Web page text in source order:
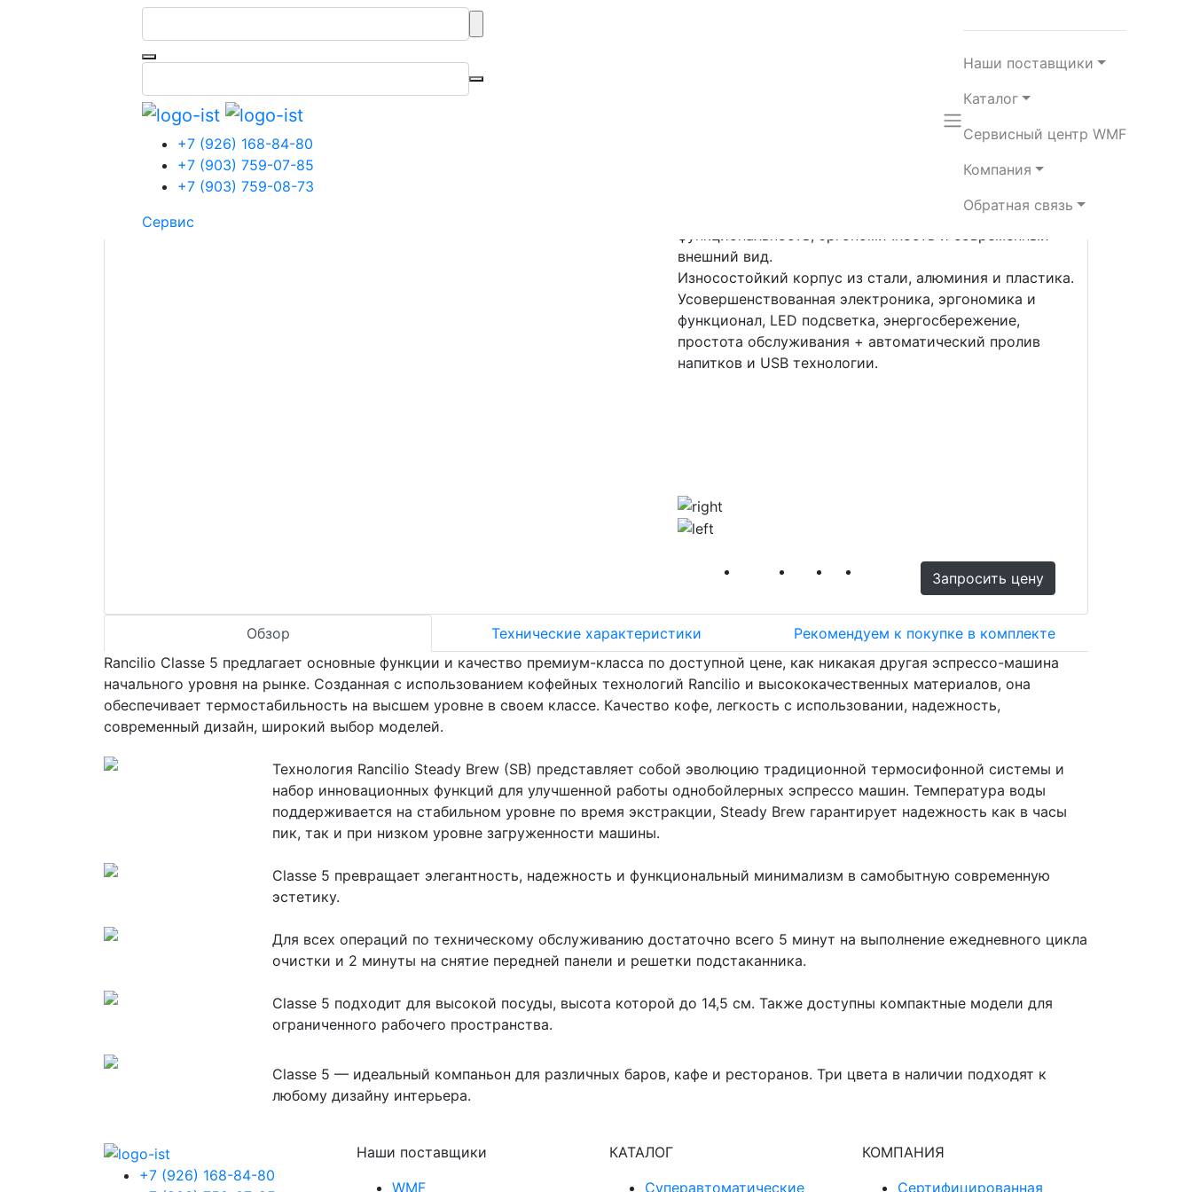
+7 (926) 168-84-80
+7 (903) 759-07-85
+7 (903) 759-08-73
Сервис
Наши поставщики
Каталог
Сервисный центр WMF
Компания
Обратная связь
Главная
Rancilio Classe 5 USB Tall
Автоматическая версия, объединяет в себе
функциональность, эргономичность и современный
внешний вид.
Износостойкий корпус из стали, алюминия и пластика.
Усовершенствованная электроника, эргономика и
функционал, LED подсветка, энергосбережение,
простота обслуживания + автоматический пролив
напитков и USB технологии.
HoReCa Офис АЗС Запросить цену
Обзор Технические характеристики
Рекомендуем к покупке в комплекте
Rancilio Classe 5 предлагает основные функции и качество премиум-класса по доступной цене, как никакая другая эспрессо-машина
начального уровня на рынке. Созданная с использованием кофейных технологий Rancilio и высококачественных материалов, она
обеспечивает термостабильность на высшем уровне в своем классе. Качество кофе, легкость с использовании, надежность,
современный дизайн, широкий выбор моделей.
Технология Rancilio Steady Brew (SB) представляет собой эволюцию традиционной термосифонной системы и
набор инновационных функций для улучшенной работы однобойлерных эспрессо машин. Температура воды
поддерживается на стабильном уровне по время экстракции, Steady Brew гарантирует надежность как в часы
пик, так и при низком уровне загруженности машины.
Classe 5 превращает элегантность, надежность и функциональный минимализм в самобытную современную
эстетику.
Для всех операций по техническому обслуживанию достаточно всего 5 минут на выполнение ежедневного цикла
очистки и 2 минуты на снятие передней панели и решетки подстаканника.
Classe 5 подходит для высокой посуды, высота которой до 14,5 см. Также доступны компактные модели для
ограниченного рабочего пространства.
Classe 5 — идеальный компаньон для различных баров, кафе и ресторанов. Три цвета в наличии подходят к
любому дизайну интерьера.
+7 (926) 168-84-80
Наши поставщики
WMF
КАТАЛОГ
Суперавтоматические
КОМПАНИЯ
Сертифицированная